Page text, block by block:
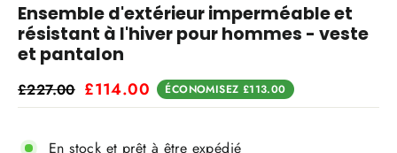
Ensemble d'extérieur imperméable et
résistant à l'hiver pour hommes - veste
et pantalon
Prix
régulier
£227.00 Prix
réduit
£114.00 ÉCONOMISEZ £113.00
Noir Rouge Bleu
Vert Armée
En stock et prêt à être expédié